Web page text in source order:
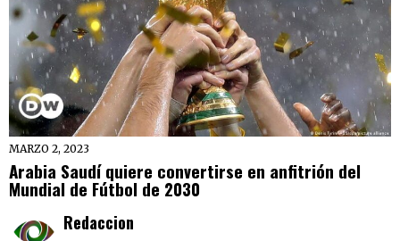
MARZO 2, 2023
Arabia Saudí quiere convertirse en anfitrión del
Mundial de Fútbol de 2030
Redaccion